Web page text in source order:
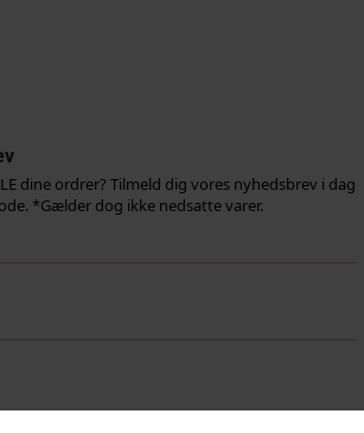
dine ordrer? Tilmeld dig vores nyhedsbrev i dag
*Gælder dog ikke nedsatte varer.
med at bruge dette site vil vi antage at du er indforstået